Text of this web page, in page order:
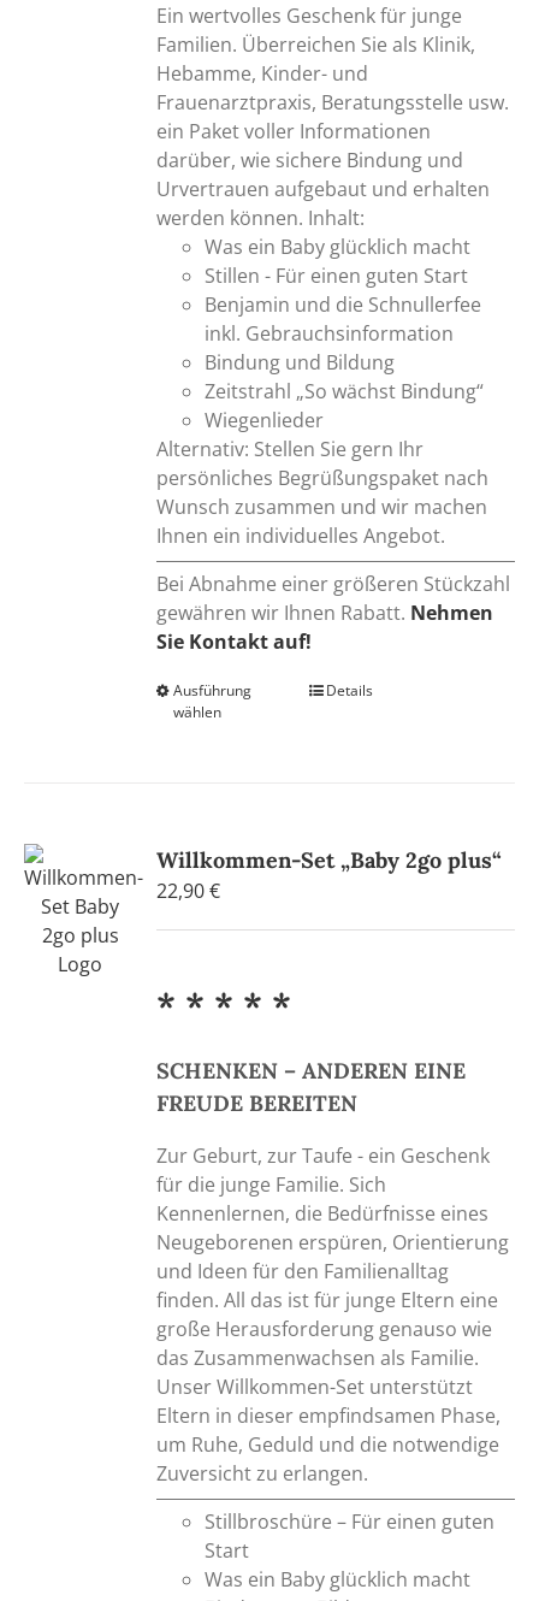
Ein wertvolles Geschenk für junge
Familien. Überreichen Sie als Klinik,
Hebamme, Kinder- und
Frauenarztpraxis, Beratungsstelle usw.
ein Paket voller Informationen
darüber, wie sichere Bindung und
Urvertrauen aufgebaut und erhalten
werden können. Inhalt:
Was ein Baby glücklich macht
Stillen - Für einen guten Start
Benjamin und die Schnullerfee
inkl. Gebrauchsinformation
Bindung und Bildung
Zeitstrahl „So wächst Bindung“
Wiegenlieder
Alternativ: Stellen Sie gern Ihr
persönliches Begrüßungspaket nach
Wunsch zusammen und wir machen
Ihnen ein individuelles Angebot.
Bei Abnahme einer größeren Stückzahl
gewähren wir Ihnen Rabatt. Nehmen
Sie Kontakt auf!
Ausführung
wählen
Dieses
Die
können
werden
Details
Willkommen-Set „Baby 2go plus“
22,90€
* * * * *
SCHENKEN – ANDEREN EINE
FREUDE BEREITEN
Zur Geburt, zur Taufe - ein Geschenk
für die junge Familie. Sich
Kennenlernen, die Bedürfnisse eines
Neugeborenen erspüren, Orientierung
und Ideen für den Familienalltag
finden. All das ist für junge Eltern eine
große Herausforderung genauso wie
das Zusammenwachsen als Familie.
Unser Willkommen-Set unterstützt
Eltern in dieser empfindsamen Phase,
um Ruhe, Geduld und die notwendige
Zuversicht zu erlangen.
Stillbroschüre – Für einen guten
Start
Was ein Baby glücklich macht